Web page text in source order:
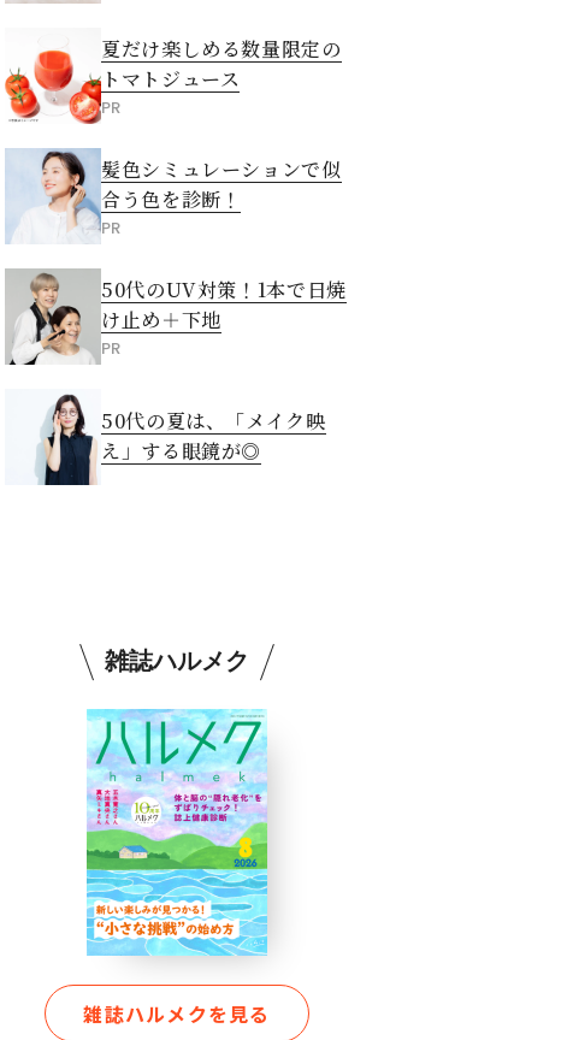
夏だけ楽しめる数量限定の
トマトジュース
PR
髪色シミュレーションで似
合う色を診断！
PR
50代のUV対策！1本で日焼
け止め＋下地
PR
50代の夏は、「メイク映
え」する眼鏡が◎
雑誌ハルメク
雑誌ハルメクを見る